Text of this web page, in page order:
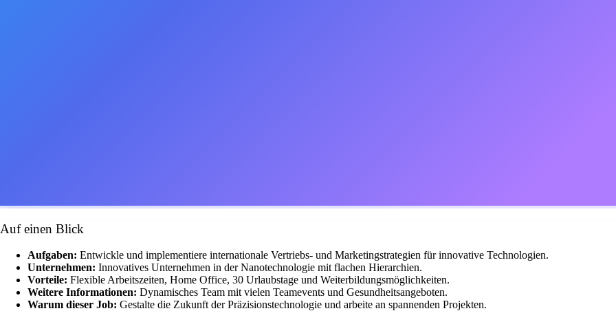
Auf einen Blick
Aufgaben: Entwickle und implementiere internationale Vertriebs- und Marketingstrategien für innovative Technologien.
Unternehmen: Innovatives Unternehmen in der Nanotechnologie mit flachen Hierarchien.
Vorteile: Flexible Arbeitszeiten, Home Office, 30 Urlaubstage und Weiterbildungsmöglichkeiten.
Weitere Informationen: Dynamisches Team mit vielen Teamevents und Gesundheitsangeboten.
Warum dieser Job: Gestalte die Zukunft der Präzisionstechnologie und arbeite an spannenden Projekten.